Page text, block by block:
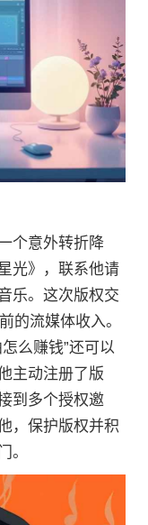
个意外转折降
光》，联系他请
乐。这次版权交
的流媒体收入。
么赚钱”还可以
主动注册了版
到多个授权邀
，保护版权并积
。